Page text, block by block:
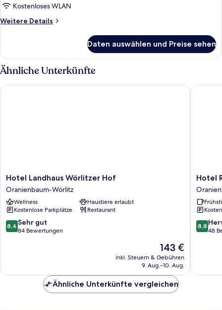
Kostenloses WLAN
Weitere Details
Weitere
Daten auswählen und Preise sehen
Ähnliche Unterkünfte
Hotel
Landhaus
Wörlitzer
Hof
Oranienbaum-
Wörlitz
Hotel Landhaus Wörlitzer Hof
Oranienbaum-Wörlitz
Wellness
Haustiere erlaubt
Kostenlose Parkplätze
Restaurant
8.4
von
Bewertungen
8,4 Sehr gut
84 Bewertungen
Der
Preis
beträgt
143 €
inkl. Steuern & Gebühren
9. Aug.–10. Aug.
Hotel Landhaus Wörlitzer Hof
Hotel
Wörlitz
Hotel
8.8
von
8,8
48
Hotel
Ähnliche Unterkünfte vergleichen